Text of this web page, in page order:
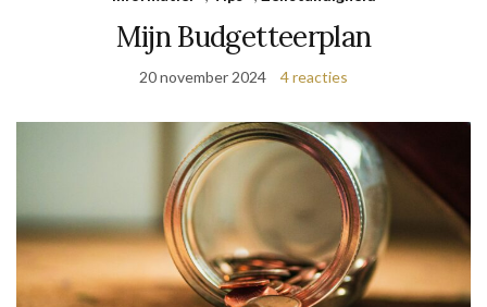
Mijn Budgetteerplan
20 november 2024 4 reacties